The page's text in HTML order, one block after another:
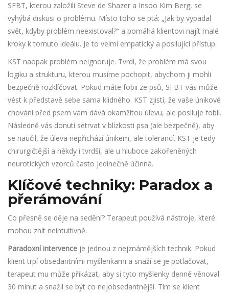
SFBT, kterou založili Steve de Shazer a Insoo Kim Berg, se
vyhýbá diskusi o problému. Místo toho se ptá: „Jak by vypadal
svět, kdyby problém neexistoval?“ a pomáhá klientovi najít malé
kroky k tomuto ideálu. Je to velmi empatický a posilující přístup.
KST naopak problém neignoruje. Tvrdí, že problém má svou
logiku a strukturu, kterou musíme pochopit, abychom ji mohli
bezpečně rozklíčovat. Pokud máte fobii ze psů, SFBT vás může
vést k představě sebe sama klidného. KST zjistí, že vaše únikové
chování před psem vám dává okamžitou úlevu, ale posiluje fobii.
Následně vás donutí setrvat v blízkosti psa (ale bezpečně), aby
se naučil, že úleva nepřichází únikem, ale tolerancí. KST je tedy
chirurgičtější a někdy i tvrdší, ale u hluboce zakořeněných
neurotických vzorců často jedinečně účinná.
Klíčové techniky: Paradox a
přerámování
Co přesně se děje na sedění? Terapeut používá nástroje, které
mohou znít neintuitivně.
Paradoxní intervence je jednou z nejznámějších technik. Pokud
klient trpí obsedantními myšlenkami a snaží se je potlačovat,
terapeut mu může přikázat, aby si tyto myšlenky denně věnoval
30 minut a snažil se být co nejobsedantnější. Tím se klient